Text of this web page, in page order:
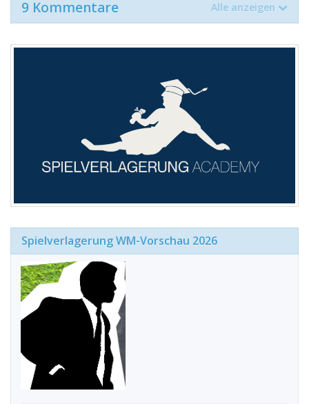
9 Kommentare Alle anzeigen
Spielverlagerung WM-Vorschau 2026